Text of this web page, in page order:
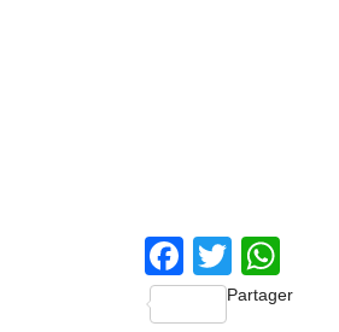
FacebookTwitter
Partager